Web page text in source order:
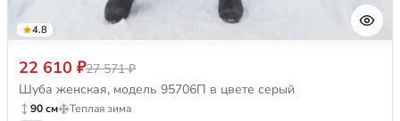
4.8
22 610 ₽27 571 ₽
Шуба женская, модель 95706П в цвете серый
90 см Теплая зима